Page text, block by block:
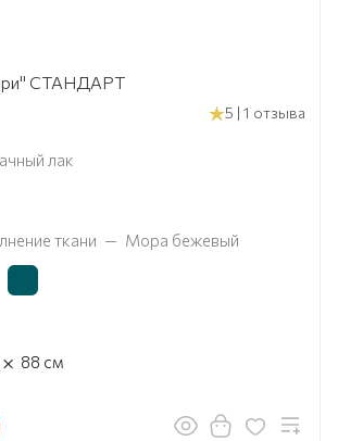
СТАНДАРТ
5 | 1 отзыва
лак
ткани — Мора бежевый
× 88 см